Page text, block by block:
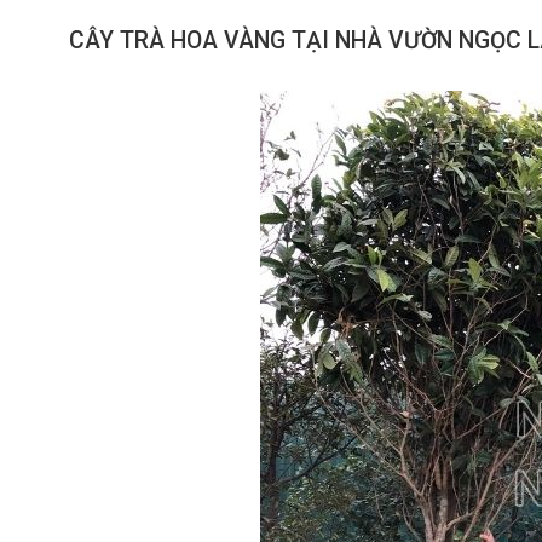
CÂY TRÀ HOA VÀNG TẠI NHÀ VƯỜN NGỌC